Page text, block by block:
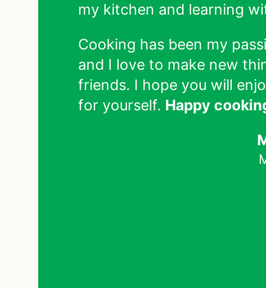
my kitchen and learning
Cooking has been my
and I love to make new
friends. I hope you will
for yourself. Happy